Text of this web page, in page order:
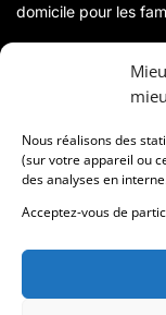
Nous réalisons des
(sur votre appareil ou
des analyses en
Acceptez-vous de
domicile pour les
Coordonnées